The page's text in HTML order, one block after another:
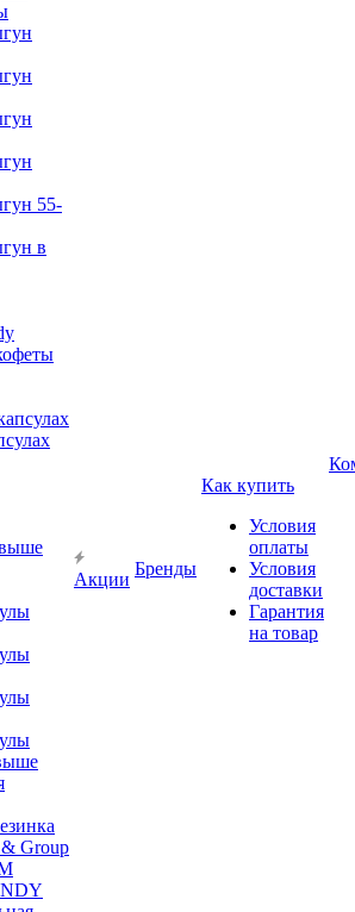
55-
в
Group
Акции
Бренды
Как купить
Условия
оплаты
Условия
доставки
Гарантия
на товар